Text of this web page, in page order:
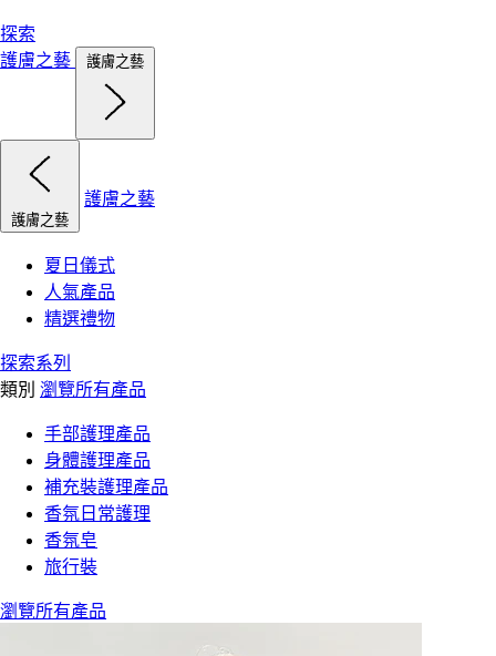
探索
護膚之藝
護膚之藝
護膚之藝
護膚之藝
夏日儀式
人氣產品
精選禮物
探索系列
類別 瀏覽所有產品
手部護理產品
身體護理產品
補充裝護理產品
香氛日常護理
香氛皂
旅行裝
瀏覽所有產品